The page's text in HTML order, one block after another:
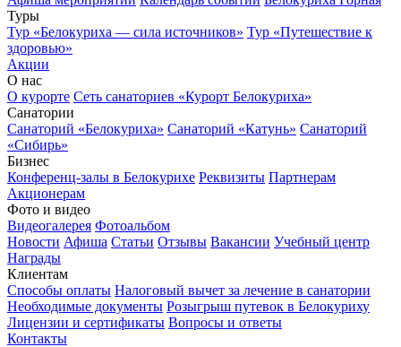
Туры
Тур «Белокуриха — сила источников» Тур «Путешествие к
здоровью»
Акции
О нас
О курорте Сеть санаториев «Курорт Белокуриха»
Санатории
Санаторий «Белокуриха» Санаторий «Катунь» Санаторий
«Сибирь»
Бизнес
Конференц-залы в Белокурихе Реквизиты Партнерам
Акционерам
Фото и видео
Видеогалерея Фотоальбом
Новости Афиша Статьи Отзывы Вакансии Учебный центр
Награды
Клиентам
Способы оплаты Налоговый вычет за лечение в санатории
Необходимые документы Розыгрыш путевок в Белокуриху
Лицензии и сертификаты Вопросы и ответы
Контакты